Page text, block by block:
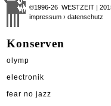
©1996-26 WESTZEIT |
impressum › datenschutz
Konserven
olymp
electronik
fear no jazz